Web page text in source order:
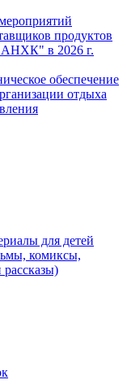
продуктов
в 2026 г.
обеспечение
отдыха
для детей
комиксы,
рассказы)